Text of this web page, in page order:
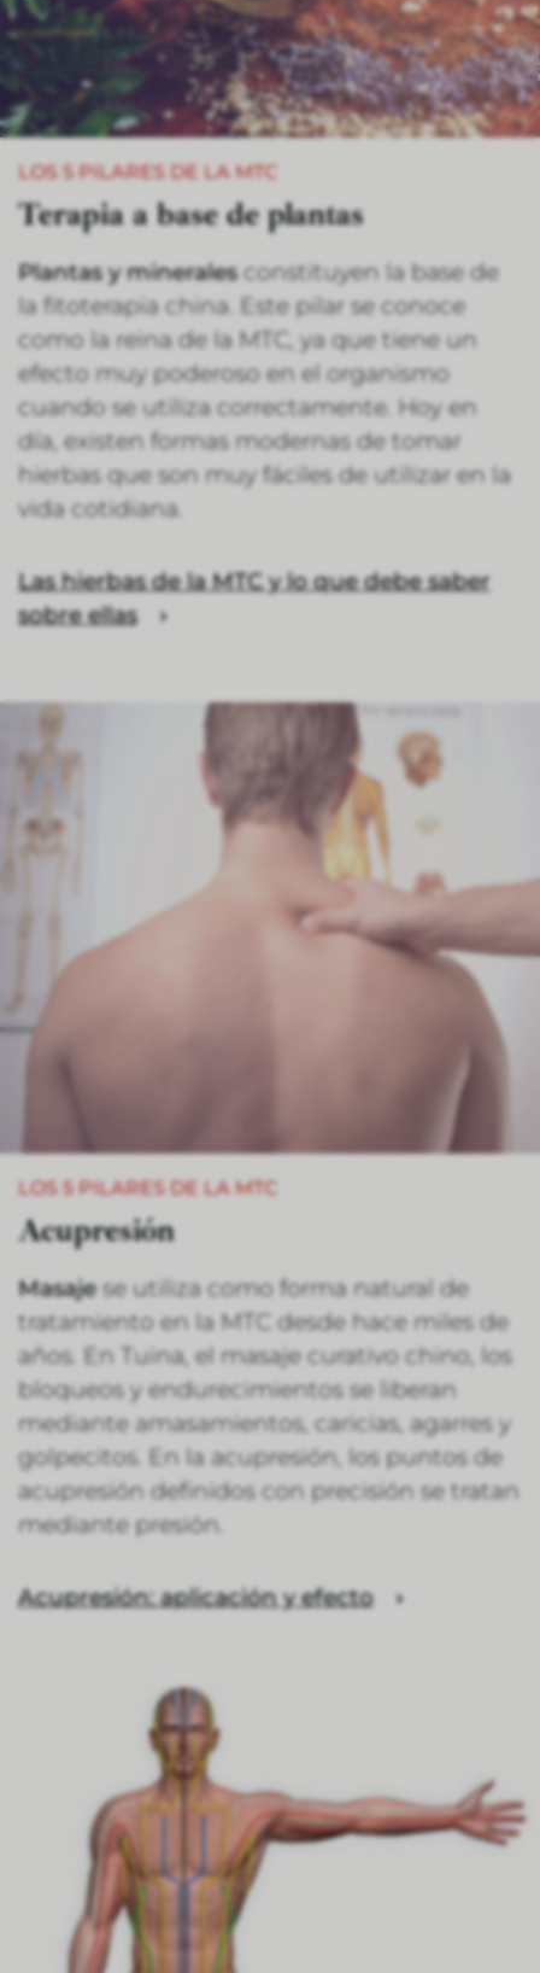
LOS 5 PILARES DE LA MTC
Terapia a base de plantas
Plantas y mineralesconstituyen la base de
la fitoterapia china. Este pilar se conoce
como la reina de la MTC, ya que tiene un
efecto muy poderoso en el organismo
cuando se utiliza correctamente. Hoy en
día, existen formas modernas de tomar
hierbas que son muy fáciles de utilizar en la
vida cotidiana.
Las hierbas de la MTC y lo que debe saber
sobre ellas
LOS 5 PILARES DE LA MTC
Acupresión
Masajese utiliza como forma natural de
tratamiento en la MTC desde hace miles de
años. En Tuina, el masaje curativo chino, los
bloqueos y endurecimientos se liberan
mediante amasamientos, caricias, agarres y
golpecitos. En la acupresión, los puntos de
acupresión definidos con precisión se tratan
mediante presión.
Acupresión: aplicación y efecto